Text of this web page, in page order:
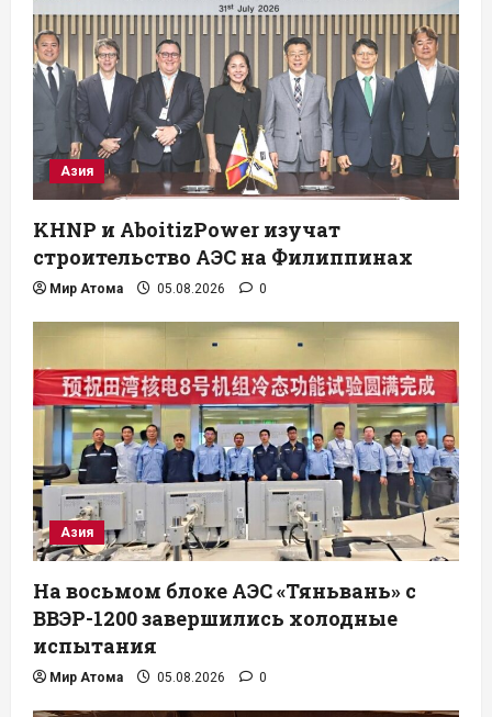
Азия
KHNP и AboitizPower изучат
строительство АЭС на Филиппинах
Мир Атома 05.08.2026 0
Азия
На восьмом блоке АЭС «Тяньвань» с
ВВЭР-1200 завершились холодные
испытания
Мир Атома 05.08.2026 0